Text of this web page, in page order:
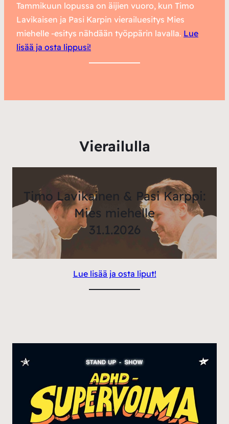
Tammikuun lopussa on äijien vuoro, kun Timo
Lavikaisen ja Pasi Karpin vierailuesitys Mies
miehelle -esitys nähdään työppärin lavalla. Lue
lisää ja osta lippusi!
Vierailulla
Timo Lavikainen & Pasi Karppi:
Mies miehelle
31.1.2026
Lue lisää ja osta liput!